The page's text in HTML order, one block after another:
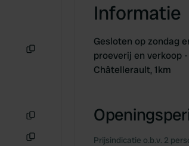
Informatie
Gesloten op zondag
proeverij en verkoop
Châtellerault, 1km
Prijsindicatie o.b.v. 2